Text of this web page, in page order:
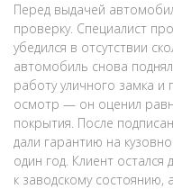
Перед выдачей
проверку. Специалист
убедился в отсутствии
автомобиль снова
работу уличного замка и
осмотр — он оценил
покрытия. После
дали гарантию на
один год. Клиент остался
к заводскому